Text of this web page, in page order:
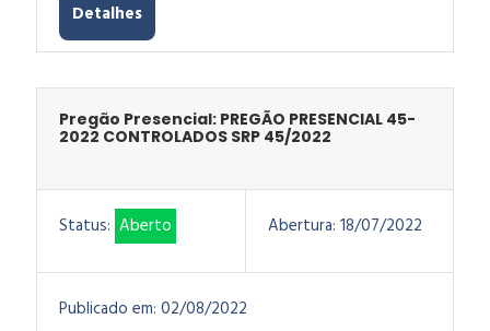
Detalhes
Pregão Presencial: PREGÃO PRESENCIAL 45-
2022 CONTROLADOS SRP 45/2022
Status: Aberto Abertura: 18/07/2022
Publicado em: 02/08/2022